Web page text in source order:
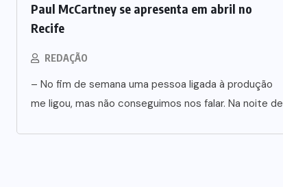
Paul McCartney se apresenta em abril no
Recife
REDAÇÃO
– No fim de semana uma pessoa ligada à produção
me ligou, mas não conseguimos nos falar. Na noite de